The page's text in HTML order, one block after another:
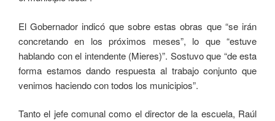
El Gobernador indicó que sobre estas obras que “se irán
concretando en los próximos meses”, lo que “estuve
hablando con el intendente (Mieres)”. Sostuvo que “de esta
forma estamos dando respuesta al trabajo conjunto que
venimos haciendo con todos los municipios”.
Tanto el jefe comunal como el director de la escuela, Raúl